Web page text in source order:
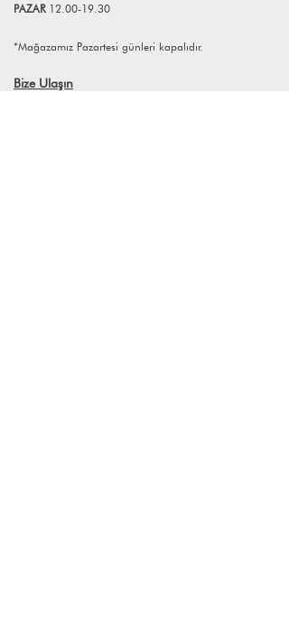
PAZAR 12.00-19.30
*Mağazamız Pazartesi günleri kapalıdır.
Bize Ulaşın